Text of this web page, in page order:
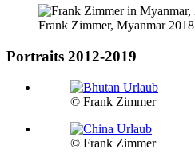
Frank Zimmer, Myanmar 2018
Portraits 2012-2019
© Frank Zimmer
© Frank Zimmer